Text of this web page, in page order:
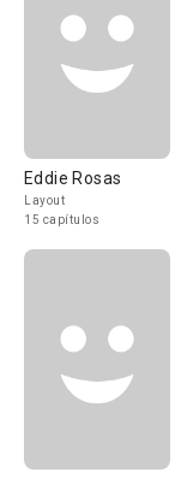
Eddie Rosas
Layout
15 capítulos